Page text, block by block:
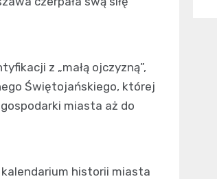
z „małą ojczyzną”,
Świętojańskiego, której
miasta aż do
kalendarium historii miasta